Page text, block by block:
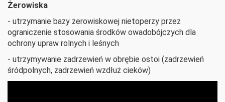
Żerowiska
- utrzymanie bazy żerowiskowej nietoperzy przez
ograniczenie stosowania środków owadobójczych dla
ochrony upraw rolnych i leśnych
- utrzymywanie zadrzewień w obrębie ostoi (zadrzewień
śródpolnych, zadrzewień wzdłuż cieków)